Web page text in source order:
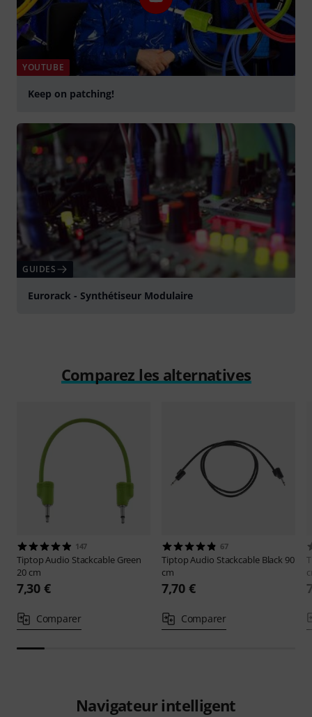
YOUTUBE
Keep on patching!
GUIDES
Eurorack - Synthétiseur Modulaire
Comparez les alternatives
147
Tiptop Audio Stackcable Green
20 cm
7,30 €
Comparer
67
Tiptop Audio Stackcable Black 90
cm
7,70 €
Comparer
Navigateur intelligent